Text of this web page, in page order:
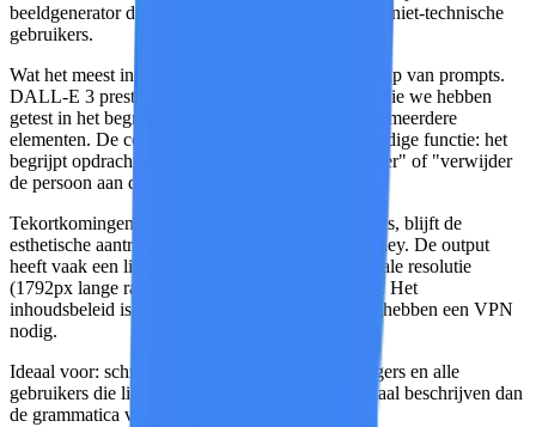
beeldgenerator die momenteel beschikbaar is voor niet-technische
gebruikers.
Wat het meest indruk op ons maakte
, was het begrip van prompts.
DALL-E 3 presteerde beter dan alle andere tools die we hebben
getest in het begrijpen van complexe prompts met meerdere
elementen. De conversational editing is een geweldige functie: het
begrijpt opdrachten als "maak de belichting warmer" of "verwijder
de persoon aan de linkerkant".
Tekortkomingen:
Hoewel de beeldkwaliteit goed is, blijft de
esthetische aantrekkingskracht achter bij Midjourney. De output
heeft vaak een licht 'stockfoto-gevoel'. De maximale resolutie
(1792px lange rand) is lager dan bij concurrenten. Het
inhoudsbeleid is streng. Binnenlandse gebruikers hebben een VPN
nodig.
Ideaal voor: schrijvers, marketeers, productmanagers en alle
gebruikers die liever afbeeldingen in natuurlijke taal beschrijven dan
de grammatica van prompts te leren.